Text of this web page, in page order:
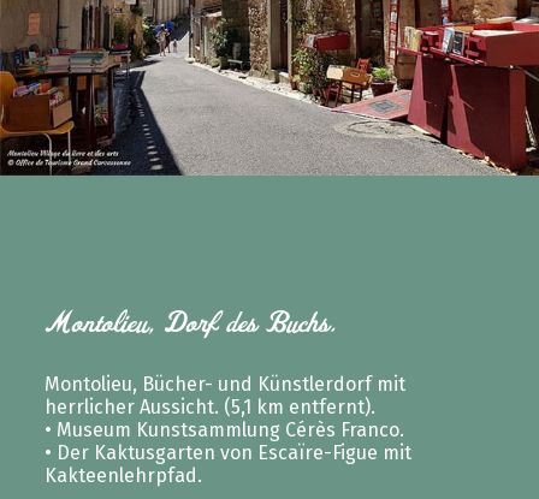
Montolieu, Dorf des Buchs.
Montolieu, Bücher- und Künstlerdorf mit
herrlicher Aussicht. (5,1 km entfernt).
• Museum Kunstsammlung Cérès Franco.
• Der Kaktusgarten von Escaïre-Figue mit
Kakteenlehrpfad.